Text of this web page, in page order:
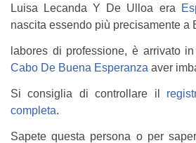
Luisa Lecanda Y De Ulloa era
nascita essendo più precisamente a
labores di professione, è arrivato
Cabo De Buena Esperanza aver
Si consiglia di controllare il
completa.
Sapete questa persona o per